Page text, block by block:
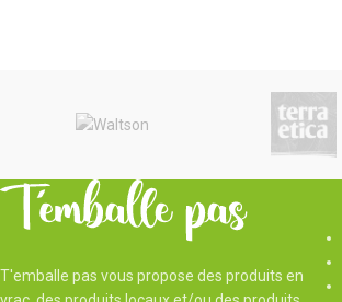
T'emballe pas vous propose des produits en